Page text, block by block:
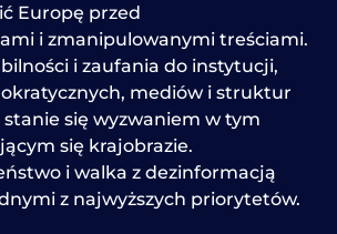
Europę przed
i zmanipulowanymi treściami.
i zaufania do instytucji,
mediów i struktur
się wyzwaniem w tym
się krajobrazie.
i walka z dezinformacją
z najwyższych priorytetów.